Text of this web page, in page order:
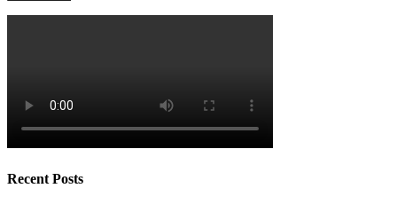
Recent Posts